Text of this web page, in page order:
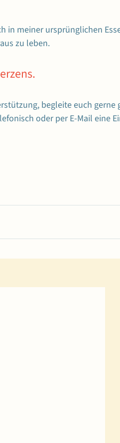
in meiner ursprünglichen
zu leben.
begleite euch gerne
oder per E-Mail eine